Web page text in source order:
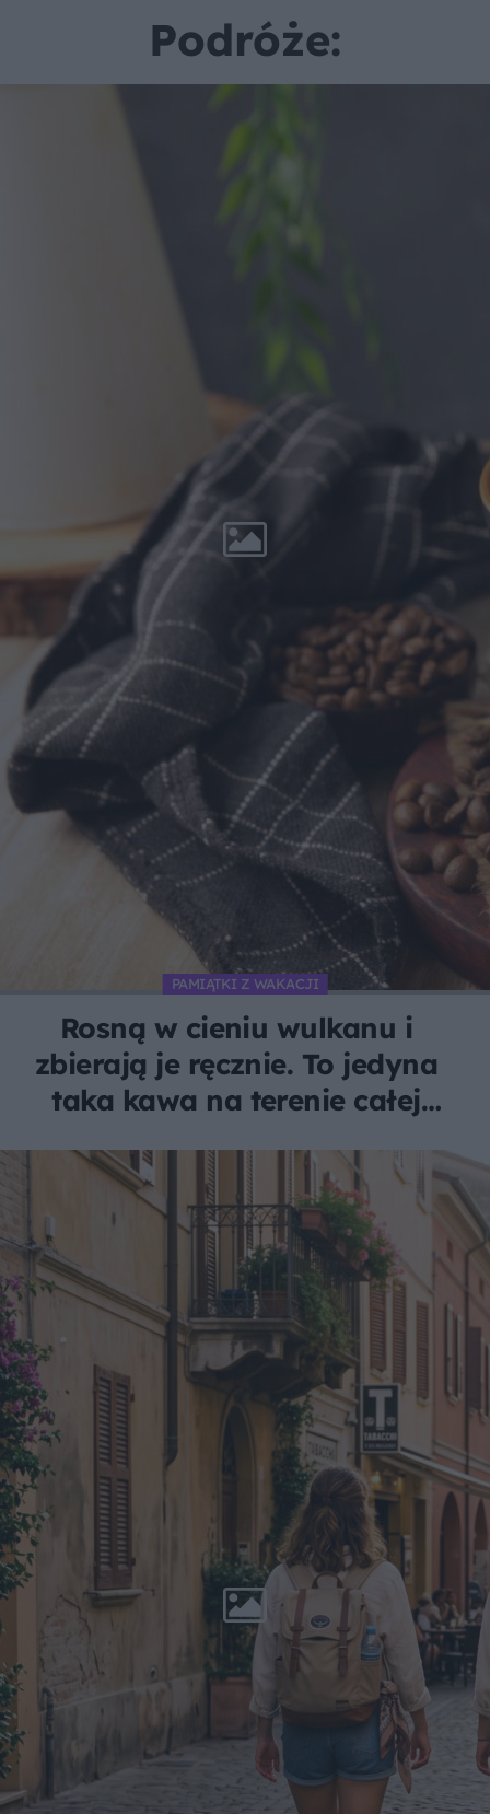
Podróże:
PAMIĄTKI Z WAKACJI
Rosną w cieniu wulkanu i
zbierają je ręcznie. To jedyna
taka kawa na terenie całej